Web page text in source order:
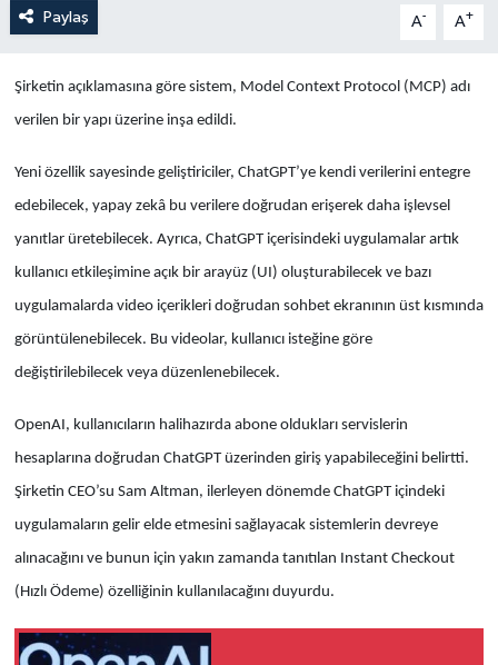
Paylaş A- A+
Şirketin açıklamasına göre sistem, Model Context Protocol (MCP) adı
verilen bir yapı üzerine inşa edildi.
Yeni özellik sayesinde geliştiriciler, ChatGPT’ye kendi verilerini entegre
edebilecek, yapay zekâ bu verilere doğrudan erişerek daha işlevsel
yanıtlar üretebilecek. Ayrıca, ChatGPT içerisindeki uygulamalar artık
kullanıcı etkileşimine açık bir arayüz (UI) oluşturabilecek ve bazı
uygulamalarda video içerikleri doğrudan sohbet ekranının üst kısmında
görüntülenebilecek. Bu videolar, kullanıcı isteğine göre
değiştirilebilecek veya düzenlenebilecek.
OpenAI, kullanıcıların halihazırda abone oldukları servislerin
hesaplarına doğrudan ChatGPT üzerinden giriş yapabileceğini belirtti.
Şirketin CEO’su Sam Altman, ilerleyen dönemde ChatGPT içindeki
uygulamaların gelir elde etmesini sağlayacak sistemlerin devreye
alınacağını ve bunun için yakın zamanda tanıtılan Instant Checkout
(Hızlı Ödeme) özelliğinin kullanılacağını duyurdu.